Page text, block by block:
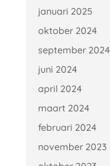
januari 2025
oktober 2024
september 2024
juni 2024
april 2024
maart 2024
februari 2024
november 2023